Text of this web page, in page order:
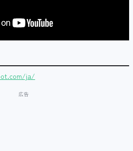
ja/